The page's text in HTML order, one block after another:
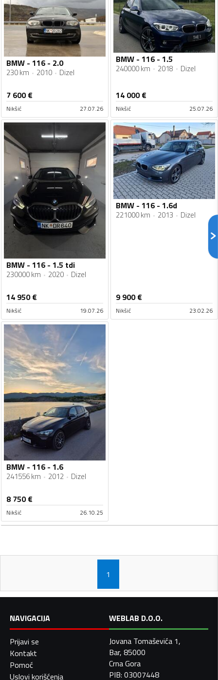
BMW - 116 - 2.0
230 km 2010 Dizel
7 600€
Nikšić 27.07.26
BMW - 116 - 1.5
240000 km 2018 Dizel
14 000€
Nikšić 25.07.26
BMW - 116 - 1.5 tdi
230000 km 2020 Dizel
14 950€
Nikšić 19.07.26
BMW - 116 - 1.6d
221000 km 2013 Dizel
9 900€
Nikšić 23.02.26
BMW - 116 - 1.6
241556 km 2012 Dizel
8 750€
Nikšić 26.10.25
1
NAVIGACIJA
Prijavi se
Kontakt
Pomoć
Uslovi korišćenja
WEBLAB D.O.O.
Jovana Tomaševića 1,
Bar, 85000
Crna Gora
PIB: 03007448